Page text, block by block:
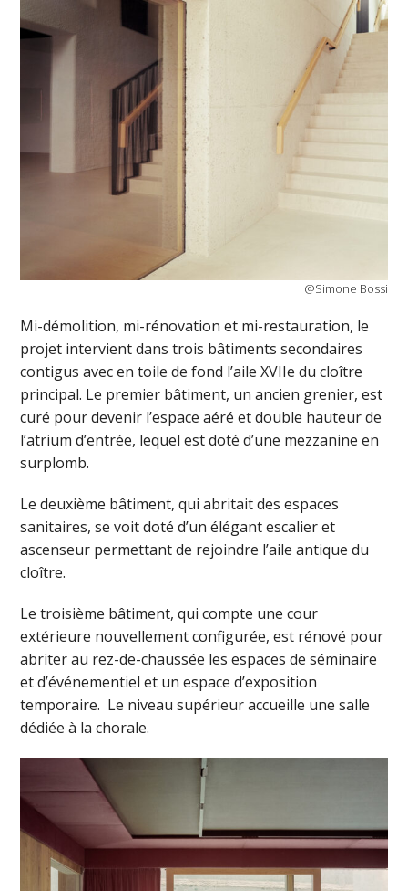
@Simone Bossi
Mi-démolition, mi-rénovation et mi-restauration, le
projet intervient dans trois bâtiments secondaires
contigus avec en toile de fond l’aile XVIIe du cloître
principal. Le premier bâtiment, un ancien grenier, est
curé pour devenir l’espace aéré et double hauteur de
l’atrium d’entrée, lequel est doté d’une mezzanine en
surplomb.
Le deuxième bâtiment, qui abritait des espaces
sanitaires, se voit doté d’un élégant escalier et
ascenseur permettant de rejoindre l’aile antique du
cloître.
Le troisième bâtiment, qui compte une cour
extérieure nouvellement configurée, est rénové pour
abriter au rez-de-chaussée les espaces de séminaire
et d’événementiel et un espace d’exposition
temporaire. Le niveau supérieur accueille une salle
dédiée à la chorale.